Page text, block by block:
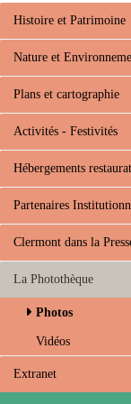
.
m
e
t
y
s
.
p
l
u
g
i
n
s
.
l
t
i
Histoire et Patrimoine
Nature et
Plans et cartographie
Activités - Festivités
Hébergements
Partenaires
Clermont dans la
La Photothèque
Photos
Vidéos
Extranet